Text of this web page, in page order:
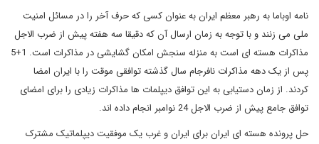
نامه اوباما به رهبر معظم ایران به عنوان کسی که حرف آخر را در مسائل امنیت
ملی می زنند و با توجه به زمان ارسال آن که دقیقا سه هفته پیش از ضرب الاجل
مذاکرات هسته ای است به منزله سنجش امکان گشایشی در مذاکرات است. 1+5
پس از یک دهه مذاکرات نافرجام سال گذشته توافقی موقت را با ایران امضا
کردند. از زمان دستیابی به این توافق دیپلمات ها مذاکرات زیادی را برای امضای
توافق جامع پیش از ضرب الاجل 24 نوامبر انجام داده اند.
حل پرونده هسته ای ایران برای ایران و غرب یک موفقیت دیپلماتیک مشترک